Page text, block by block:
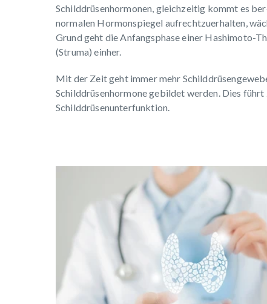
Schilddrüsenhormonen, gleichzeitig kommt es
normalen Hormonspiegel aufrechtzuerhalten,
Grund geht die Anfangsphase einer Hashimoto-
(Struma) einher.
Mit der Zeit geht immer mehr
Schilddrüsenhormone gebildet werden. Dies
Schilddrüsenunterfunktion.